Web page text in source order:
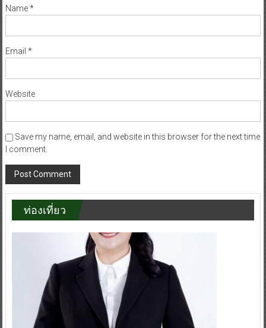
Name*
Email *
Website
Save my name, email, and website in this browser for the next time
I comment.
ท่องเที่ยว